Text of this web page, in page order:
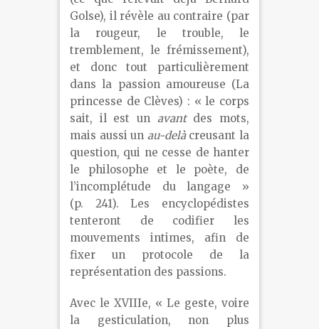
Golse), il révèle au contraire (par
la rougeur, le trouble, le
tremblement, le frémissement),
et donc tout particulièrement
dans la passion amoureuse (La
princesse de Clèves) : « le corps
sait, il est un avant des mots,
mais aussi un au-delàcreusant la
question, qui ne cesse de hanter
le philosophe et le poète, de
l’incomplétude du langage »
(p. 241). Les encyclopédistes
tenteront de codifier les
mouvements intimes, afin de
fixer un protocole de la
représentation des passions.
Avec le XVIIIe, « Le geste, voire
la gesticulation, non plus